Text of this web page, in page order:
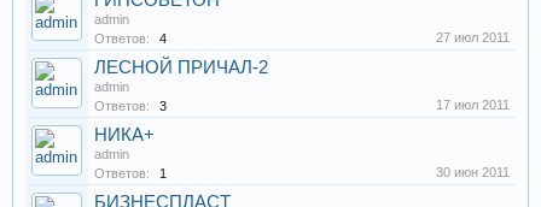
admin
Ответов:
4 27 июл 2011
ЛЕСНОЙ ПРИЧАЛ-2
admin
Ответов:
3 17 июл 2011
НИКА+
admin
Ответов:
1 30 июн 2011
БИЗНЕСПЛАСТ